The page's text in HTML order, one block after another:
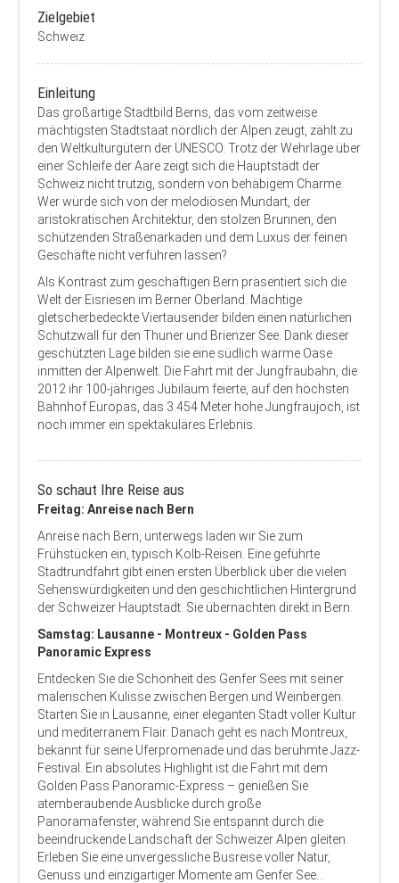
Zielgebiet
Schweiz
Einleitung
Das großartige Stadtbild Berns, das vom zeitweise
mächtigsten Stadtstaat nördlich der Alpen zeugt, zählt zu
den Weltkulturgütern der UNESCO. Trotz der Wehrlage über
einer Schleife der Aare zeigt sich die Hauptstadt der
Schweiz nicht trutzig, sondern von behäbigem Charme.
Wer würde sich von der melodiösen Mundart, der
aristokratischen Architektur, den stolzen Brunnen, den
schützenden Straßenarkaden und dem Luxus der feinen
Geschäfte nicht verführen lassen?
Als Kontrast zum geschäftigen Bern präsentiert sich die
Welt der Eisriesen im Berner Oberland. Mächtige
gletscherbedeckte Viertausender bilden einen natürlichen
Schutzwall für den Thuner und Brienzer See. Dank dieser
geschützten Lage bilden sie eine südlich warme Oase
inmitten der Alpenwelt. Die Fahrt mit der Jungfraubahn, die
2012 ihr 100-jähriges Jubiläum feierte, auf den höchsten
Bahnhof Europas, das 3.454 Meter hohe Jungfraujoch, ist
noch immer ein spektakuläres Erlebnis.
So schaut Ihre Reise aus
Freitag: Anreise nach Bern
Anreise nach Bern, unterwegs laden wir Sie zum
Frühstücken ein, typisch Kolb-Reisen. Eine geführte
Stadtrundfahrt gibt einen ersten Überblick über die vielen
Sehenswürdigkeiten und den geschichtlichen Hintergrund
der Schweizer Hauptstadt. Sie übernachten direkt in Bern.
Samstag: Lausanne - Montreux - Golden Pass
Panoramic Express
Entdecken Sie die Schönheit des Genfer Sees mit seiner
malerischen Kulisse zwischen Bergen und Weinbergen.
Starten Sie in Lausanne, einer eleganten Stadt voller Kultur
und mediterranem Flair. Danach geht es nach Montreux,
bekannt für seine Uferpromenade und das berühmte Jazz-
Festival. Ein absolutes Highlight ist die Fahrt mit dem
Golden Pass Panoramic-Express – genießen Sie
atemberaubende Ausblicke durch große
Panoramafenster, während Sie entspannt durch die
beeindruckende Landschaft der Schweizer Alpen gleiten.
Erleben Sie eine unvergessliche Busreise voller Natur,
Genuss und einzigartiger Momente am Genfer See...